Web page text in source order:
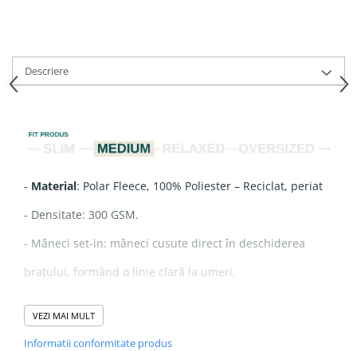
Descriere
- Material: Polar Fleece, 100% Poliester – Reciclat, periat
- Densitate: 300 GSM.
- Mâneci set-in: mâneci cusute direct în deschiderea
brațului, formând o linie clară la umeri.
- Material periat cu finisaj anti-scămoșare pe interior și
VEZI MAI MULT
Informatii conformitate produs